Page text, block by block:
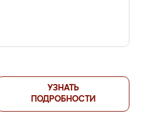
УЗНАТЬ
ПОДРОБНОСТИ